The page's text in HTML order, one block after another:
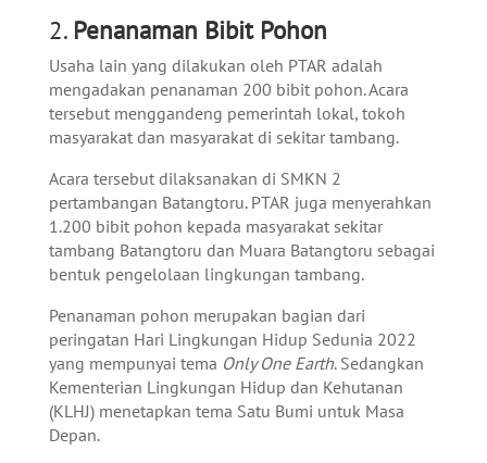
2. Penanaman Bibit Pohon
Usaha lain yang dilakukan oleh PTAR adalah
mengadakan penanaman 200 bibit pohon. Acara
tersebut menggandeng pemerintah lokal, tokoh
masyarakat dan masyarakat di sekitar tambang.
Acara tersebut dilaksanakan di SMKN 2
pertambangan Batangtoru. PTAR juga menyerahkan
1.200 bibit pohon kepada masyarakat sekitar
tambang Batangtoru dan Muara Batangtoru sebagai
bentuk pengelolaan lingkungan tambang.
Penanaman pohon merupakan bagian dari
peringatan Hari Lingkungan Hidup Sedunia 2022
yang mempunyai tema Only One Earth. Sedangkan
Kementerian Lingkungan Hidup dan Kehutanan
(KLHJ) menetapkan tema Satu Bumi untuk Masa
Depan.